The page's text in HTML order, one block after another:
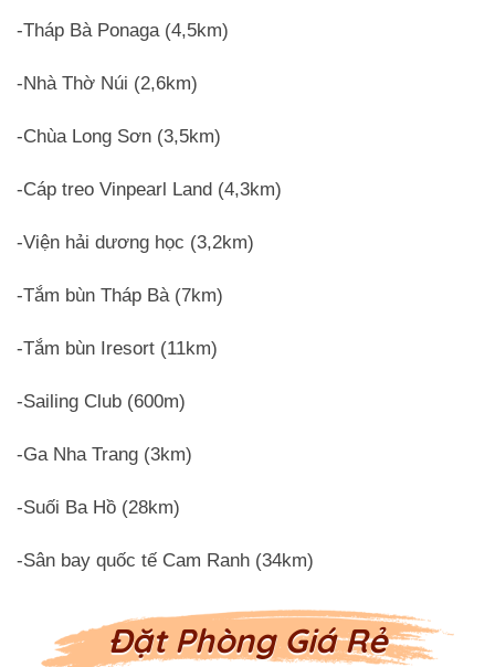
-Tháp Bà Ponaga (4,5km)
-Nhà Thờ Núi (2,6km)
-Chùa Long Sơn (3,5km)
-Cáp treo Vinpearl Land (4,3km)
-Viện hải dương học (3,2km)
-Tắm bùn Tháp Bà (7km)
-Tắm bùn Iresort (11km)
-Sailing Club (600m)
-Ga Nha Trang (3km)
-Suối Ba Hồ (28km)
-Sân bay quốc tế Cam Ranh (34km)
Đặt Phòng Giá Rẻ